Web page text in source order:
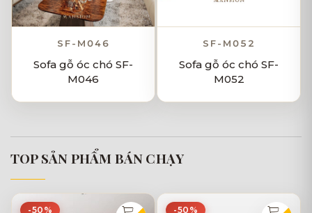
SF-M046
Sofa gỗ óc chó SF-
M046
SF-M052
Sofa gỗ óc chó SF-
M052
TOP SẢN PHẨM BÁN CHẠY
-50% -50%